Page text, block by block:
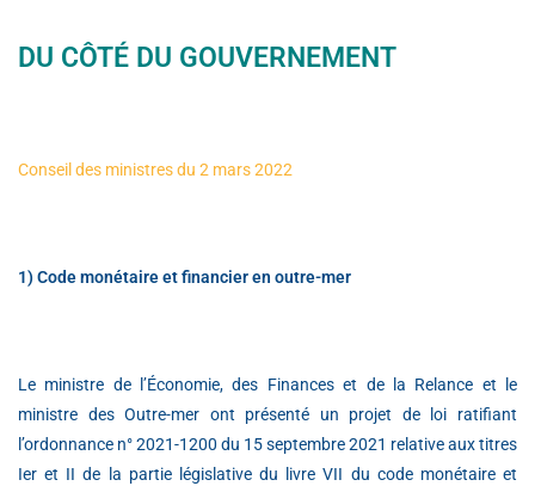
DU CÔTÉ DU GOUVERNEMENT
Conseil des ministres du 2 mars 2022
1) Code monétaire et financier en outre-mer
Le ministre de l’Économie, des Finances et de la Relance et le
ministre des Outre-mer ont présenté un projet de loi ratifiant
l’ordonnance n° 2021-1200 du 15 septembre 2021 relative aux titres
Ier et II de la partie législative du livre VII du code monétaire et